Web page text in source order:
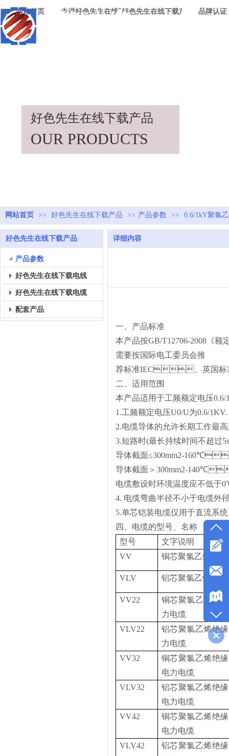
网站首页 走进好色先生在线下载好色先生在线下载产品 品牌认证
好色先生在线下载产品
OUR PRODUCTS
网站首页 >> 好色先生在线下载产品 >> 产品参数 >> 0.6/1kV聚氯
好色先生在线下载产品
产品参数
好色先生在线下载电线
好色先生在线下载电缆
配套产品
详细内容
一、 产品标准
本产品按GB/T12706-2008《额
需要按国际电工委员会推
荐标准IEC、英国标准
二、 适用范围
本产品适用于工频额定电压0.6/
1.工频额定电压U0/U为0.6/1KV.
2.电缆导体的允许长期工作最
3.短路时(最长持续时间不超过
导体截面≤300mm2-160℃
导体截面 ＞ 300mm2-140℃
电缆敷设时环境温度应不低于
4. 电缆弯曲半径不小于电缆外
5.单芯铠装电缆仅用于直流系统
四、电缆的型号、名称
型号
文字说明
VV
铜芯聚氯乙烯绝
VLV 铝芯聚氯乙烯绝
VV22
铜芯聚氯乙烯绝
力电缆
VLV22
铝芯聚氯乙烯绝
力电缆
VV32
铜芯聚氯乙烯绝
电力电缆
VLV32
铝芯聚氯乙烯绝
电力电缆
VV42
铜芯聚氯乙烯绝缘
电力电缆
VLV42
铝芯聚氯乙烯绝缘